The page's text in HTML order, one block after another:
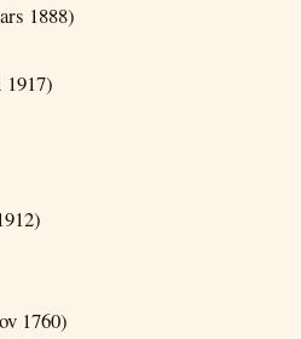
1888)
1917)
1760)